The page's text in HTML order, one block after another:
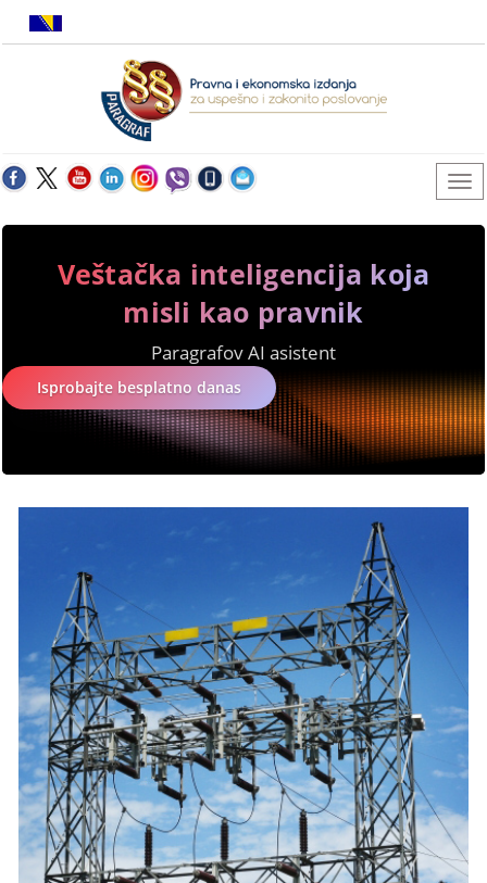
Veštačka inteligencija koja
misli kao pravnik
Paragrafov AI asistent
Isprobajte besplatno danas